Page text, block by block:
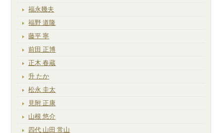
福永幾夫
福野 道隆
藤平 寧
前田 正博
正木 春蔵
升 たか
松永 圭太
見附 正康
山根 悠介
四代 山田 常山